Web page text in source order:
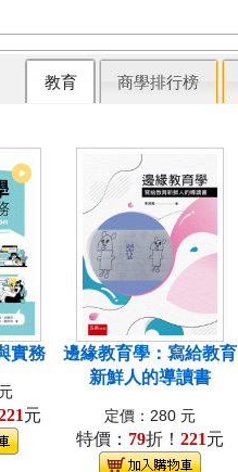
教育 商學排行榜
實務
元
邊緣教育學：寫給教育
新鮮人的導讀書
定價：280 元
特價： 79折！ 221元